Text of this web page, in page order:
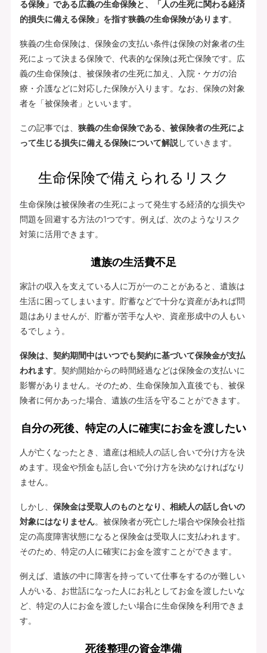
る保険」である広義の生命保険と、「人の生死に関わる経済
的損失に備える保険」を指す狭義の生命保険があります。
狭義の生命保険は、保険金の支払い条件は保険の対象者の生
死によって決まる保険で、代表的な保険は死亡保険です。広
義の生命保険は、被保険者の生死に加え、入院・ケガの治
療・介護などに対応した保険が入ります。なお、保険の対象
者を「被保険者」といいます。
この記事では、 狭義の生命保険である、被保険者の生死によ
って生じる損失に備える保険について解説していきます。
生命保険で備えられるリスク
生命保険は被保険者の生死によって発生する経済的な損失や
問題を回避する方法の1つです。例えば、次のようなリスク
対策に活用できます。
遺族の生活費不足
家計の収入を支えている人に万が一のことがあると、遺族は
生活に困ってしまいます。貯蓄などで十分な資産があれば問
題はありませんが、貯蓄が苦手な人や、資産形成中の人もい
るでしょう。
保険は、契約期間中はいつでも契約に基づいて保険金が支払
われます。契約開始からの時間経過などは保険金の支払いに
影響がありません。そのため、生命保険加入直後でも、被保
険者に何かあった場合、遺族の生活を守ることができます。
自分の死後、特定の人に確実にお金を渡したい
人が亡くなったとき、遺産は相続人の話し合いで分け方を決
めます。現金や預金も話し合いで分け方を決めなければなり
ません。
しかし、 保険金は受取人のものとなり、相続人の話し合いの
対象にはなりません。被保険者が死亡した場合や保険会社指
定の高度障害状態になると保険金は受取人に支払われます。
そのため、特定の人に確実にお金を渡すことができます。
例えば、遺族の中に障害を持っていて仕事をするのが難しい
人がいる、お世話になった人にお礼としてお金を渡したいな
ど、特定の人にお金を渡したい場合に生命保険を利用できま
す。
死後整理の資金準備